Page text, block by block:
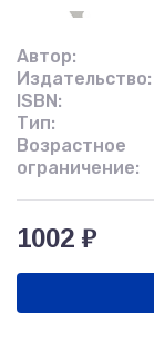
Автор:
Издательство:
ISBN:
Тип:
Возрастное
ограничение:
1002 ₽